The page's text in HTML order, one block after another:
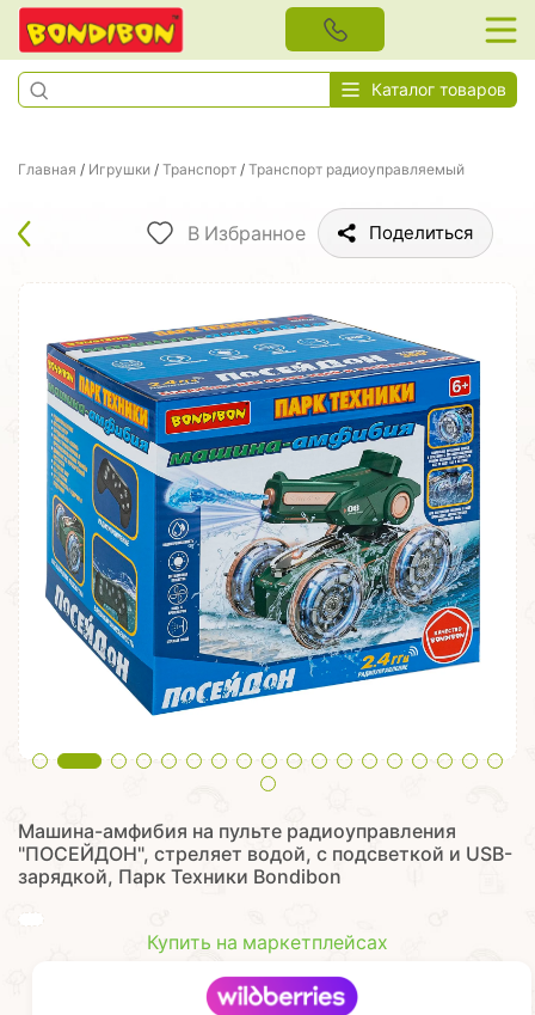
Каталог товаров
Главная / Игрушки / Транспорт / Транспорт радиоуправляемый
В Избранное Поделиться
Машина-амфибия на пульте радиоуправления
"ПОСЕЙДОН", стреляет водой, с подсветкой и USB-
зарядкой, Парк Техники Bondibon
Купить на маркетплейсах